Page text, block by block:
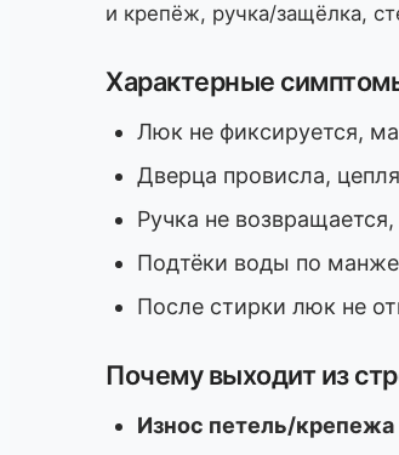
и крепёж, ручка/защёлка,
Характерные
Люк не фиксируется,
Дверца провисла,
Ручка не
Подтёки воды по
После стирки люк не
Почему выходит из
Износ петель/крепежа